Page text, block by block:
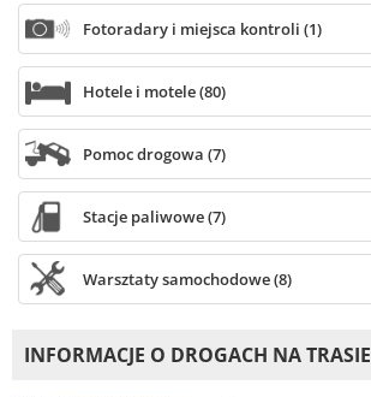
Fotoradary i miejsca kontroli (1)
Hotele i motele (80)
Pomoc drogowa (7)
Stacje paliwowe (7)
Warsztaty samochodowe (8)
INFORMACJE O DROGACH NA TRASIE